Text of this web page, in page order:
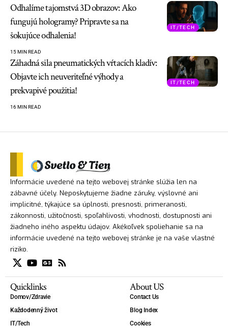
IT/TECH
Odhalíme tajomstvá 3D obrazov: Ako
fungujú hologramy? Pripravte sa na
šokujúce odhalenia!
15 MIN READ
IT/TECH
Záhadná sila pneumatických vŕtacích kladív:
Objavte ich neuveriteľné výhody a
prekvapivé použitia!
16 MIN READ
Informácie uvedené na tejto webovej stránke slúžia len na
zábavné účely. Neposkytujeme žiadne záruky, výslovné ani
implicitné, týkajúce sa úplnosti, presnosti, primeranosti,
zákonnosti, užitočnosti, spoľahlivosti, vhodnosti, dostupnosti ani
žiadneho iného aspektu údajov. Akékoľvek spoliehanie sa na
informácie uvedené na tejto webovej stránke je na vaše vlastné
riziko.
Quicklinks
Domov/Zdravie
Každodenný život
IT/Tech
About US
Contact Us
Blog Index
Cookies